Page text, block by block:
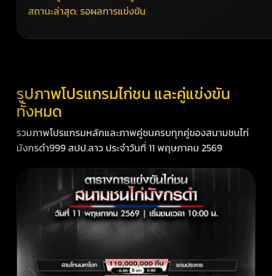
สถานะล่าสุด: รอผลการแข่งขัน
รูปภาพโปรแกรมไก่ชน และคู่แข่งขัน
ทั้งหมด
รวมภาพโปรแกรมหลักและภาพคู่ชนครบทุกคู่ของสนามชนไก่
มังกรดำ999 สปป.ลาว ประจำวันที่ 11 พฤษภาคม 2569